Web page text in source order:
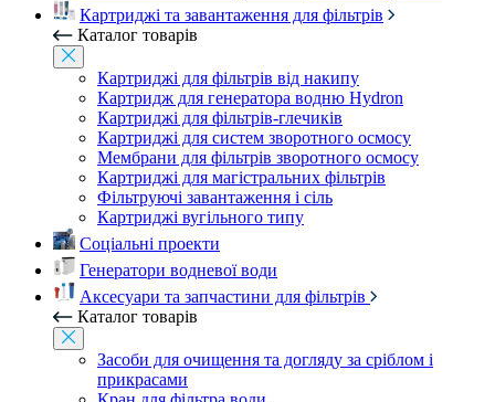
Картриджі та завантаження для фільтрів
Каталог товарів
Картриджі для фільтрів від накипу
Картридж для генератора водню Hydron
Картриджі для фільтрів-глечиків
Картриджі для систем зворотного осмосу
Мембрани для фільтрів зворотного осмосу
Картриджі для магістральних фільтрів
Фільтруючі завантаження і сіль
Картриджі вугільного типу
Соціальні проекти
Генератори водневої води
Аксесуари та запчастини для фільтрів
Каталог товарів
Засоби для очищення та догляду за сріблом і
прикрасами